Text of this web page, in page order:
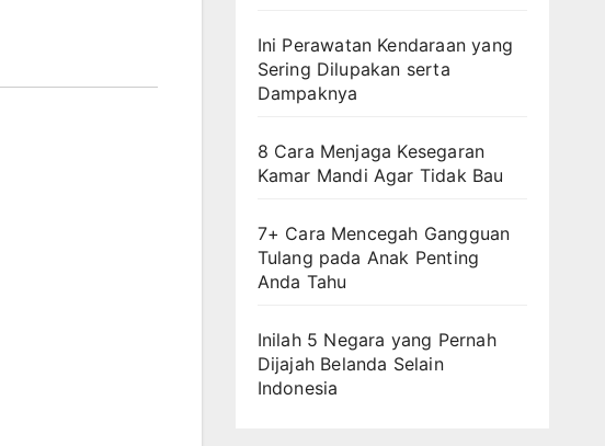
Ini Perawatan Kendaraan yang
Sering Dilupakan serta
Dampaknya
8 Cara Menjaga Kesegaran
Kamar Mandi Agar Tidak Bau
7+ Cara Mencegah Gangguan
Tulang pada Anak Penting
Anda Tahu
Inilah 5 Negara yang Pernah
Dijajah Belanda Selain
Indonesia